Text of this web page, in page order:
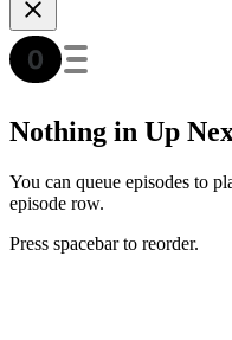
Nothing in Up
You can queue episodes to
episode row.
Press spacebar to reorder.